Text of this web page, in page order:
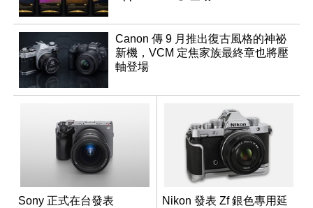
Canon 傳 9 月推出復古風格的神祕
新機，VCM 定焦家族最終章也將壓
軸登場
Sony 正式在台發表
Nikon 發表 Zf 銀色專用延